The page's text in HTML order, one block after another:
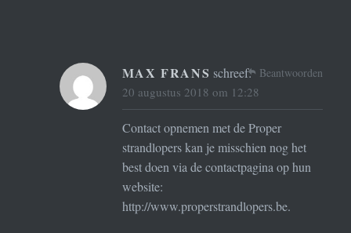
MAX FRANS schreef:
20 augustus 2018 om 12:28
Contact opnemen met de Proper
strandlopers kan je misschien nog het
best doen via de contactpagina op hun
website:
http://www.properstrandlopers.be.
Beantwoorden